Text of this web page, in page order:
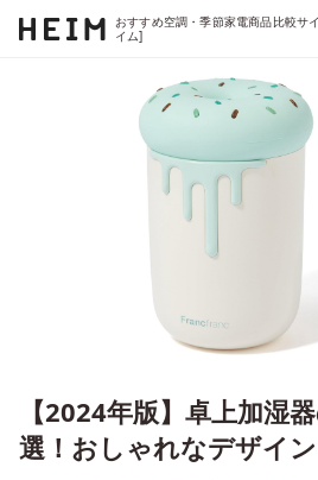
おすすめ空調・季節家電商品比較サ
イム]
【2024年版】卓上加湿
選！おしゃれなデザイ